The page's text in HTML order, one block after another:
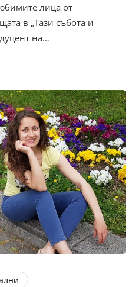
лица от
в „Тази събота и
на…